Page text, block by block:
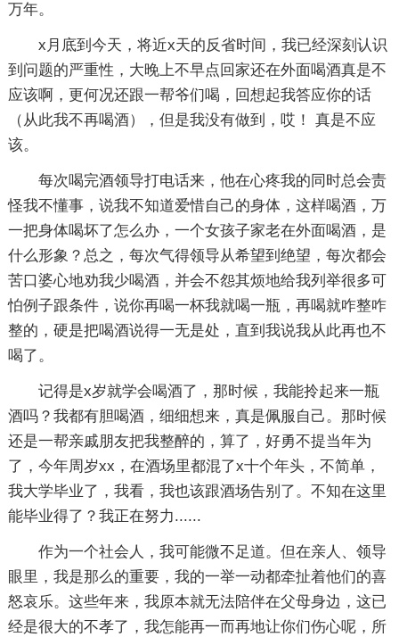
万年。
x月底到今天，将近x天的反省时间，我已经深刻认识
到问题的严重性，大晚上不早点回家还在外面喝酒真是不
应该啊，更何况还跟一帮爷们喝，回想起我答应你的话
（从此我不再喝酒），但是我没有做到，哎！ 真是不应
该。
每次喝完酒领导打电话来，他在心疼我的同时总会责
怪我不懂事，说我不知道爱惜自己的身体，这样喝酒，万
一把身体喝坏了怎么办，一个女孩子家老在外面喝酒，是
什么形象？总之，每次气得领导从希望到绝望，每次都会
苦口婆心地劝我少喝酒，并会不怨其烦地给我列举很多可
怕例子跟条件，说你再喝一杯我就喝一瓶，再喝就咋整咋
整的，硬是把喝酒说得一无是处，直到我说我从此再也不
喝了。
记得是x岁就学会喝酒了，那时候，我能拎起来一瓶
酒吗？我都有胆喝酒，细细想来，真是佩服自己。那时候
还是一帮亲戚朋友把我整醉的，算了，好勇不提当年为
了，今年周岁xx，在酒场里都混了x十个年头，不简单，
我大学毕业了，我看，我也该跟酒场告别了。不知在这里
能毕业得了？我正在努力......
作为一个社会人，我可能微不足道。但在亲人、领导
眼里，我是那么的重要，我的一举一动都牵扯着他们的喜
怒哀乐。这些年来，我原本就无法陪伴在父母身边，这已
经是很大的不孝了，我怎能再一而再地让你们伤心呢，所